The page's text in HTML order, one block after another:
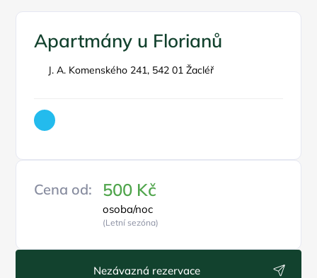
Apartmány u Florianů
J. A. Komenského 241, 542 01 Žacléř
Cena od: 500 Kč
osoba/noc
(Letní sezóna)
Nezávazná rezervace